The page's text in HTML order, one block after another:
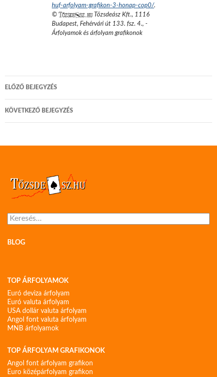
huf-arfolyam-grafikon-3-honap-cop0/.
©
Tőzsdeász Kft., 1116
Budapest, Fehérvári út 133. fsz. 4., -
Árfolyamok és árfolyam grafikonok
Bejegyzés
navigáció
ELŐZŐ BEJEGYZÉS
KÖVETKEZŐ BEJEGYZÉS
Keresés:
BLOG
TOP ÁRFOLYAMOK
Euró deviza árfolyam
Euró valuta árfolyam
USA dollár valuta árfolyam
Angol font valuta árfolyam
MNB árfolyamok
TOP ÁRFOLYAM GRAFIKONOK
Angol font árfolyam grafikon
Euro középárfolyam grafikon